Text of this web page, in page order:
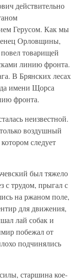
действительно
Герусом. Как мы
Орловщины,
товарищей
линию фронта.
В Брянских лесах
имени Щорса
фронта.
неизвестной.
воздушный
следует
был тяжело
с трудом, прыгал с
на ржаном поле,
для движения,
лай собак и
побежал от
подчинялись
старшина кое-